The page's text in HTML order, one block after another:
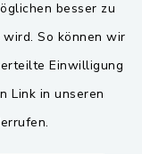
besser zu
So können wir
Einwilligung
Link in unseren